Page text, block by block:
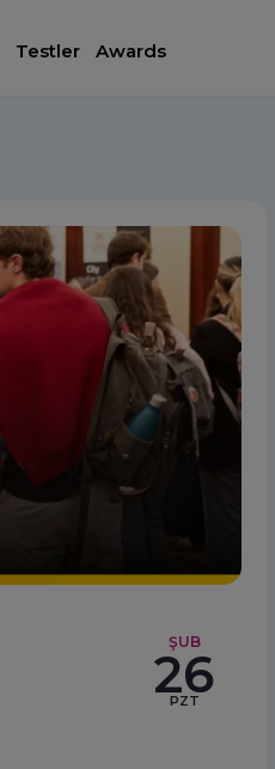
Testler Awards
ŞUB
26
PZT